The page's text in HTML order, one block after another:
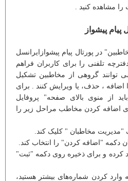
مشاهده کنید .
پیشواز
در پورتال پیام پیشوازایرانسل
تلفنی را برای کاربران فراهم
گروهی از مخاطبین تشکیل
اضافه ، حذف، یا ویرایش کنند . برای
از منوی بالای صفحه" پروفایل
اضافه کردن مخاطب مراحل زیر را
مخاطبان " کلیک کند.
دکمه "اضافه کردن" را انتخاب کند.
کرده و برای ذخیره روی دکمه "ثبت"
کردن شماره‌های بیشتر هستید،